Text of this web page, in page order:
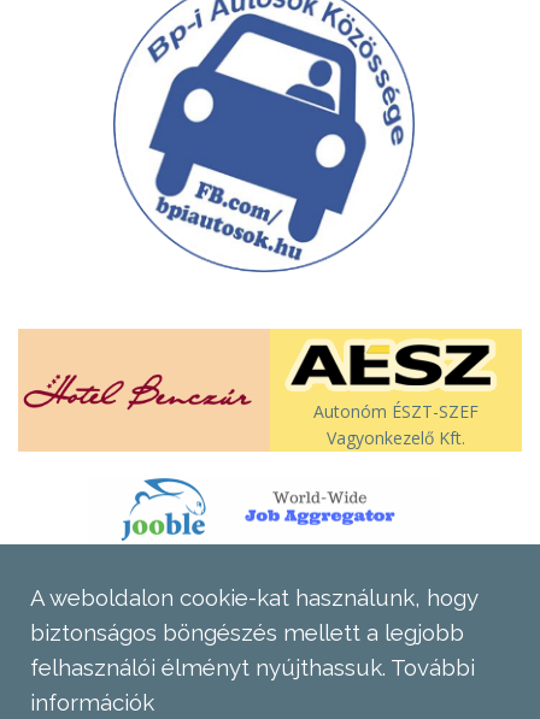
Autonóm ÉSZT-SZEF
Vagyonkezelő Kft.
A weboldalon cookie-kat használunk, hogy
biztonságos böngészés mellett a legjobb
felhasználói élményt nyújthassuk. További
információk